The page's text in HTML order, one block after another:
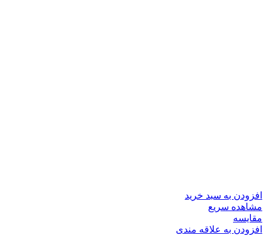
افزودن به سبد خرید
مشاهده سریع
مقایسه
افزودن به علاقه مندی